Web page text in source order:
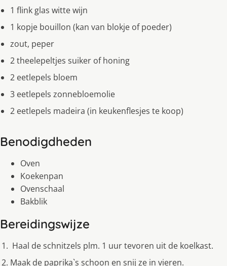
1 flink glas witte wijn
1 kopje bouillon (kan van blokje of poeder)
zout, peper
2 theelepeltjes suiker of honing
2 eetlepels bloem
3 eetlepels zonnebloemolie
2 eetlepels madeira (in keukenflesjes te koop)
Benodigdheden
Oven
Koekenpan
Ovenschaal
Bakblik
Bereidingswijze
Haal de schnitzels plm. 1 uur tevoren uit de koelkast.
Maak de paprika`s schoon en snij ze in vieren.